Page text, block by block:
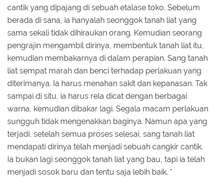
cantik yang dipajang di sebuah etalase toko. Sebelum
berada di sana, ia hanyalah seonggok tanah liat yang
sama sekali tidak dihiraukan orang. Kemudian seorang
pengrajin mengambil dirinya, membentuk tanah liat itu,
kemudian membakarnya di dalam perapian. Sang tanah
liat sempat marah dan benci terhadap perlakuan yang
diterimanya. Ia harus menahan sakit dan kepanasan. Tak
sampai di situ, ia harus rela dicat dengan berbagai
warna, kemudian dibakar lagi. Segala macam perlakuan
sungguh tidak mengenakkan baginya. Namun apa yang
terjadi, setelah semua proses selesai, sang tanah liat
mendapati dirinya telah menjadi sebuah cangkir cantik.
Ia bukan lagi seonggok tanah liat yang bau, tapi ia telah
menjadi sosok baru dan tentu saja lebih baik. *